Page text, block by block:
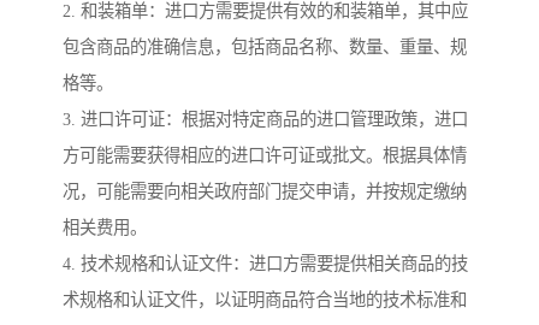
2. 和装箱单：进口方需要提供有效的和装箱单，其中应
包含商品的准确信息，包括商品名称、数量、重量、规
格等。
3. 进口许可证：根据对特定商品的进口管理政策，进口
方可能需要获得相应的进口许可证或批文。根据具体情
况，可能需要向相关政府部门提交申请，并按规定缴纳
相关费用。
4. 技术规格和认证文件：进口方需要提供相关商品的技
术规格和认证文件，以证明商品符合当地的技术标准和